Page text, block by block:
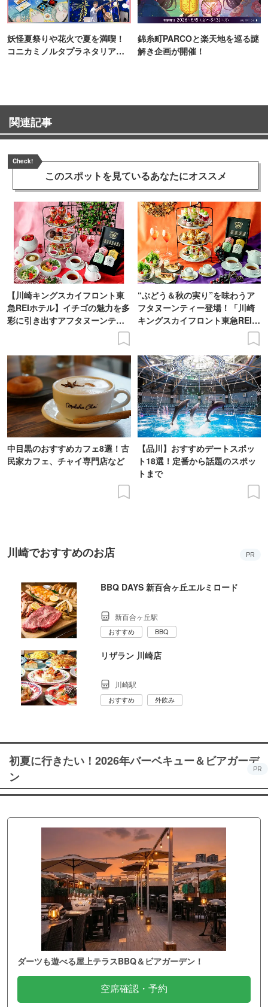
妖怪夏祭りや花火で夏を満喫！
コニカミノルタプラネタリア
錦糸町PARCOと楽天地を巡る謎
解き企画が開催！
関連記事
Check!
このスポットを見ているあなたにオススメ
【川崎キングスカイフロント東
急REIホテル】イチゴの魅力を多
彩に引き出すアフタヌーンティ
“ぶどう＆秋の実り”を味わうア
フタヌーンティー登場！「川崎
キングスカイフロント東急REIホ
中目黒のおすすめカフェ8選！古
民家カフェ、チャイ専門店など
【品川】おすすめデートスポッ
ト18選！定番から話題のスポッ
トまで
川崎でおすすめのお店 PR
BBQ DAYS 新百合ヶ丘エルミロード
新百合ヶ丘駅
おすすめ BBQ
リザラン 川崎店
川崎駅
おすすめ 外飲み
初夏に行きたい！2026年バーベキュー＆ビアガーデ
ン
PR
ダーツも遊べる屋上テラスBBQ＆ビアガーデン！
空席確認・予約